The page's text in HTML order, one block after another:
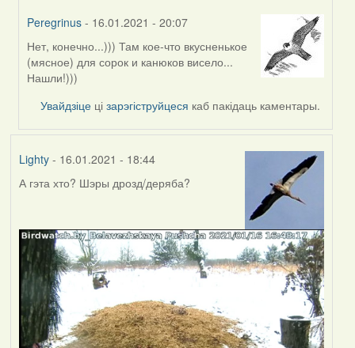
Peregrinus - 16.01.2021 - 20:07
In
reply
to
Нет, конечно...))) Там кое-что вкусненькое
(мясное) для сорок и канюков висело...
Нашли!)))
Увайдзіце цізарэгіструйцеся каб пакідаць каментары.
Lighty- 16.01.2021 - 18:44
А гэта хто? Шэры дрозд/деряба?